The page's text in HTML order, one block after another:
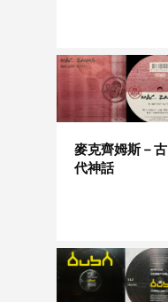
麥克齊姆斯－古
代神話